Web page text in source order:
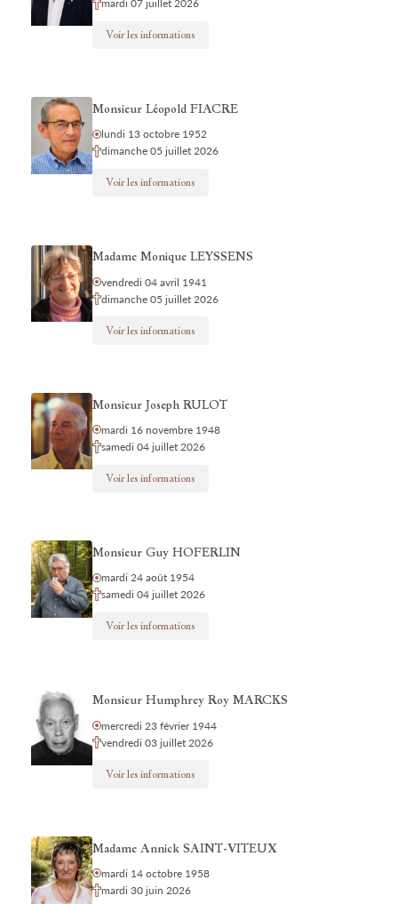
mardi 07 juillet 2026
Voir les informations
Monsieur Léopold FIACRE
lundi 13 octobre 1952
dimanche 05 juillet 2026
Voir les informations
Madame Monique LEYSSENS
vendredi 04 avril 1941
dimanche 05 juillet 2026
Voir les informations
Monsieur Joseph RULOT
mardi 16 novembre 1948
samedi 04 juillet 2026
Voir les informations
Monsieur Guy HOFERLIN
mardi 24 août 1954
samedi 04 juillet 2026
Voir les informations
Monsieur Humphrey Roy MARCKS
mercredi 23 février 1944
vendredi 03 juillet 2026
Voir les informations
Madame Annick SAINT-VITEUX
mardi 14 octobre 1958
mardi 30 juin 2026